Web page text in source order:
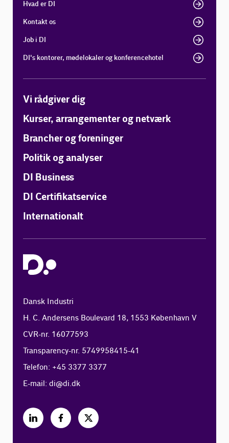
Hvad er DI
Kontakt os
Job i DI
DI's kontorer, mødelokaler og konferencehotel
Vi rådgiver dig
Kurser, arrangementer og netværk
Brancher og foreninger
Politik og analyser
DI Business
DI Certifikatservice
Internationalt
Dansk Industri
H. C. Andersens Boulevard 18, 1553 København V
CVR-nr. 16077593
Transparency-nr. 5749958415-41
Telefon: +45 3377 3377
E-mail:di@di.dk